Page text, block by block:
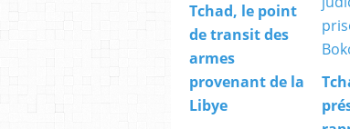
Tchad, le point
de transit des
armes
provenant de la
Libye